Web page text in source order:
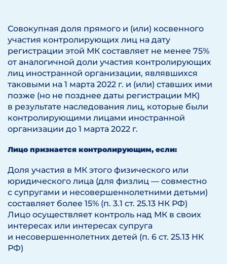
Совокупная доля прямого и (или) косвенного
участия контролирующих лиц на дату
регистрации этой МК составляет не менее 75%
от аналогичной доли участия контролирующих
лиц иностранной организации, являвшихся
таковыми на 1 марта 2022 г. и (или) ставших ими
позже (но не позднее даты регистрации МК)
в результате наследования лиц, которые были
контролирующими лицами иностранной
организации до 1 марта 2022 г.
Лицо признается контролирующим, если:
Доля участия в МК этого физического или
юридического лица (для физлиц — совместно
с супругами и несовершеннолетними детьми)
составляет более 15% (п. 3.1 ст. 25.13 НК РФ)
Лицо осуществляет контроль над МК в своих
интересах или интересах супруга
и несовершеннолетних детей (п. 6 ст. 25.13 НК
РФ)